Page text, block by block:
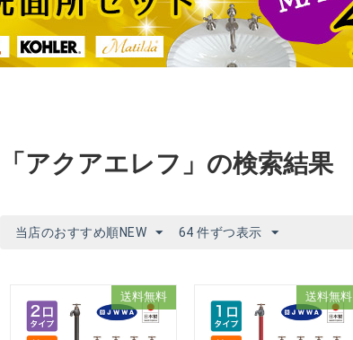
「アクアエレフ」の検索結果
当店のおすすめ順NEW 64 件ずつ表示
送料無料 送料無料